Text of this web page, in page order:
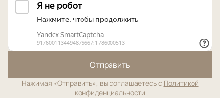
Отправить
Нажимая «Отправить», вы соглашаетесь с Политикой
конфиденциальности